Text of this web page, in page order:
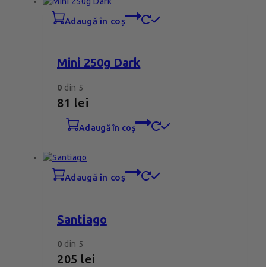
adaugă în coș
Mini 250g Dark
0 din 5
81 lei
adaugă în coș
adaugă în coș
Santiago
0 din 5
205 lei